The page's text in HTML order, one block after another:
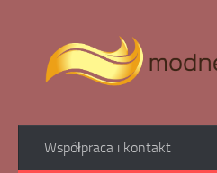
Współpraca i kontakt